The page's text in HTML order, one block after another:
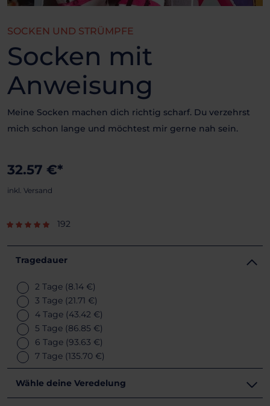
SOCKEN UND STRÜMPFE
Socken mit
Anweisung
Meine Socken machen dich richtig scharf. Du verzehrst
mich schon lange und möchtest mir gerne nah sein.
32.57 €*
inkl. Versand
192
Tragedauer
2 Tage (8.14 €)
3 Tage (21.71 €)
4 Tage (43.42 €)
5 Tage (86.85 €)
6 Tage (93.63 €)
7 Tage (135.70 €)
Wähle deine Veredelung